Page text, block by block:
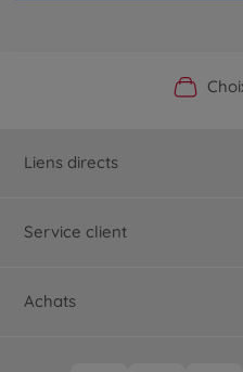
Boutique
Service
Liens directs
Service client
Achats